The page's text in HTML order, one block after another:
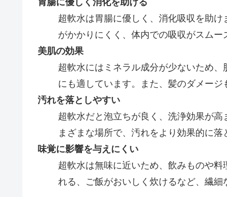
胃腸に優しく消化を助ける
超軟水は胃腸に優しく、消化吸収を助
がかかりにくく、体内での吸収がスムー
美肌の効果
超軟水にはミネラル成分が少ないため
にも適しています。また、髪のダメージ
汚れを落としやすい
超軟水だと泡立ちが良く、洗浄効果が
まざまな場所で、汚れをより効果的に落
味覚に影響を与えにくい
超軟水は無味に近いため、飲みものや
れる、ご飯がおいしく炊けるなど、繊細